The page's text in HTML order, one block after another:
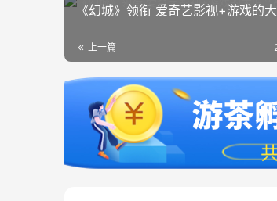
《幻城》领衔 爱奇艺影视+游戏的
上一篇